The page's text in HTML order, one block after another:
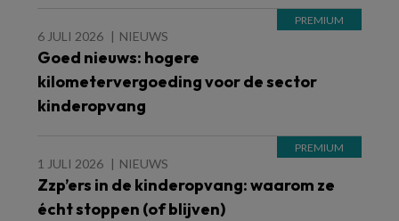
6 JULI 2026 NIEUWS
Goed nieuws: hogere
kilometervergoeding voor de sector
kinderopvang
1 JULI 2026 NIEUWS
Zzp’ers in de kinderopvang: waarom ze
écht stoppen (of blijven)